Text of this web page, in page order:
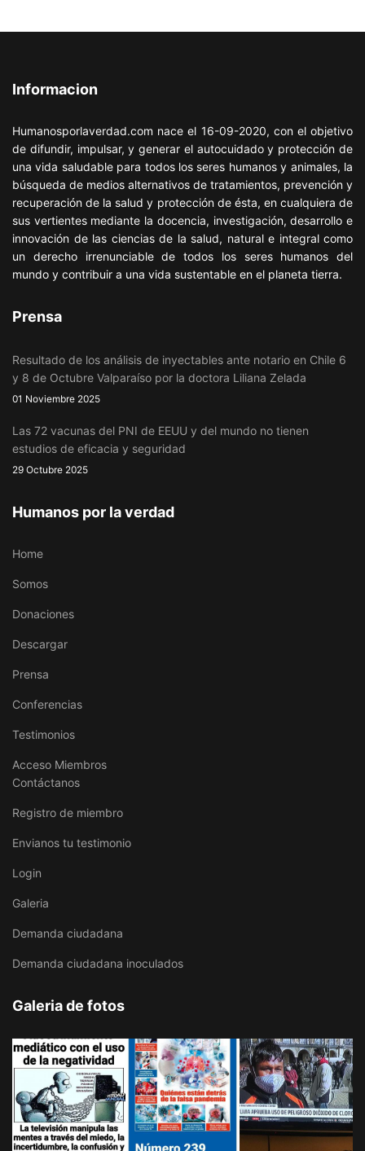
Informacion
Humanosporlaverdad.com nace el 16-09-2020, con el objetivo
de difundir, impulsar, y generar el autocuidado y protección de
una vida saludable para todos los seres humanos y animales, la
búsqueda de medios alternativos de tratamientos, prevención y
recuperación de la salud y protección de ésta, en cualquiera de
sus vertientes mediante la docencia, investigación, desarrollo e
innovación de las ciencias de la salud, natural e integral como
un derecho irrenunciable de todos los seres humanos del
mundo y contribuir a una vida sustentable en el planeta tierra.
Prensa
Resultado de los análisis de inyectables ante notario en Chile 6
y 8 de Octubre Valparaíso por la doctora Liliana Zelada
01 Noviembre 2025
Las 72 vacunas del PNI de EEUU y del mundo no tienen
estudios de eficacia y seguridad
29 Octubre 2025
Humanos por la verdad
Home
Somos
Donaciones
Descargar
Prensa
Conferencias
Testimonios
Acceso Miembros
Contáctanos
Registro de miembro
Envianos tu testimonio
Login
Galeria
Demanda ciudadana
Demanda ciudadana inoculados
Galeria de fotos